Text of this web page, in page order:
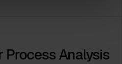
Process Analysis